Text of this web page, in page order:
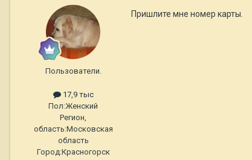
Пользователи.
17,9 тыс
Пол:Женский
Регион,
область:Московская
область
Город:Красногорск
Пришлите мне номер карты.